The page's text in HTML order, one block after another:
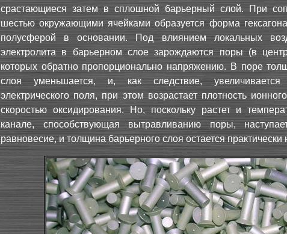
срастающиеся затем в сплошной барьерный слой. При
шестью окружающими ячейками образуется форма
полусферой в основании. Под влиянием локальных
электролита в барьерном слое зарождаются поры (в
которых обратно пропорционально напряжению. В поре
слоя уменьшается, и, как следствие, увеличивается
электрического поля, при этом возрастает плотность
скоростью оксидирования. Но, поскольку растет и
канале, способствующая вытравливанию поры,
равновесие, и толщина барьерного слоя остается практически